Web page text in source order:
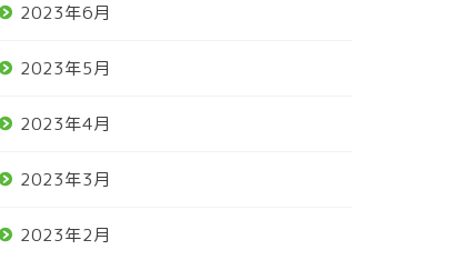
2023年6月
2023年5月
2023年4月
2023年3月
2023年2月